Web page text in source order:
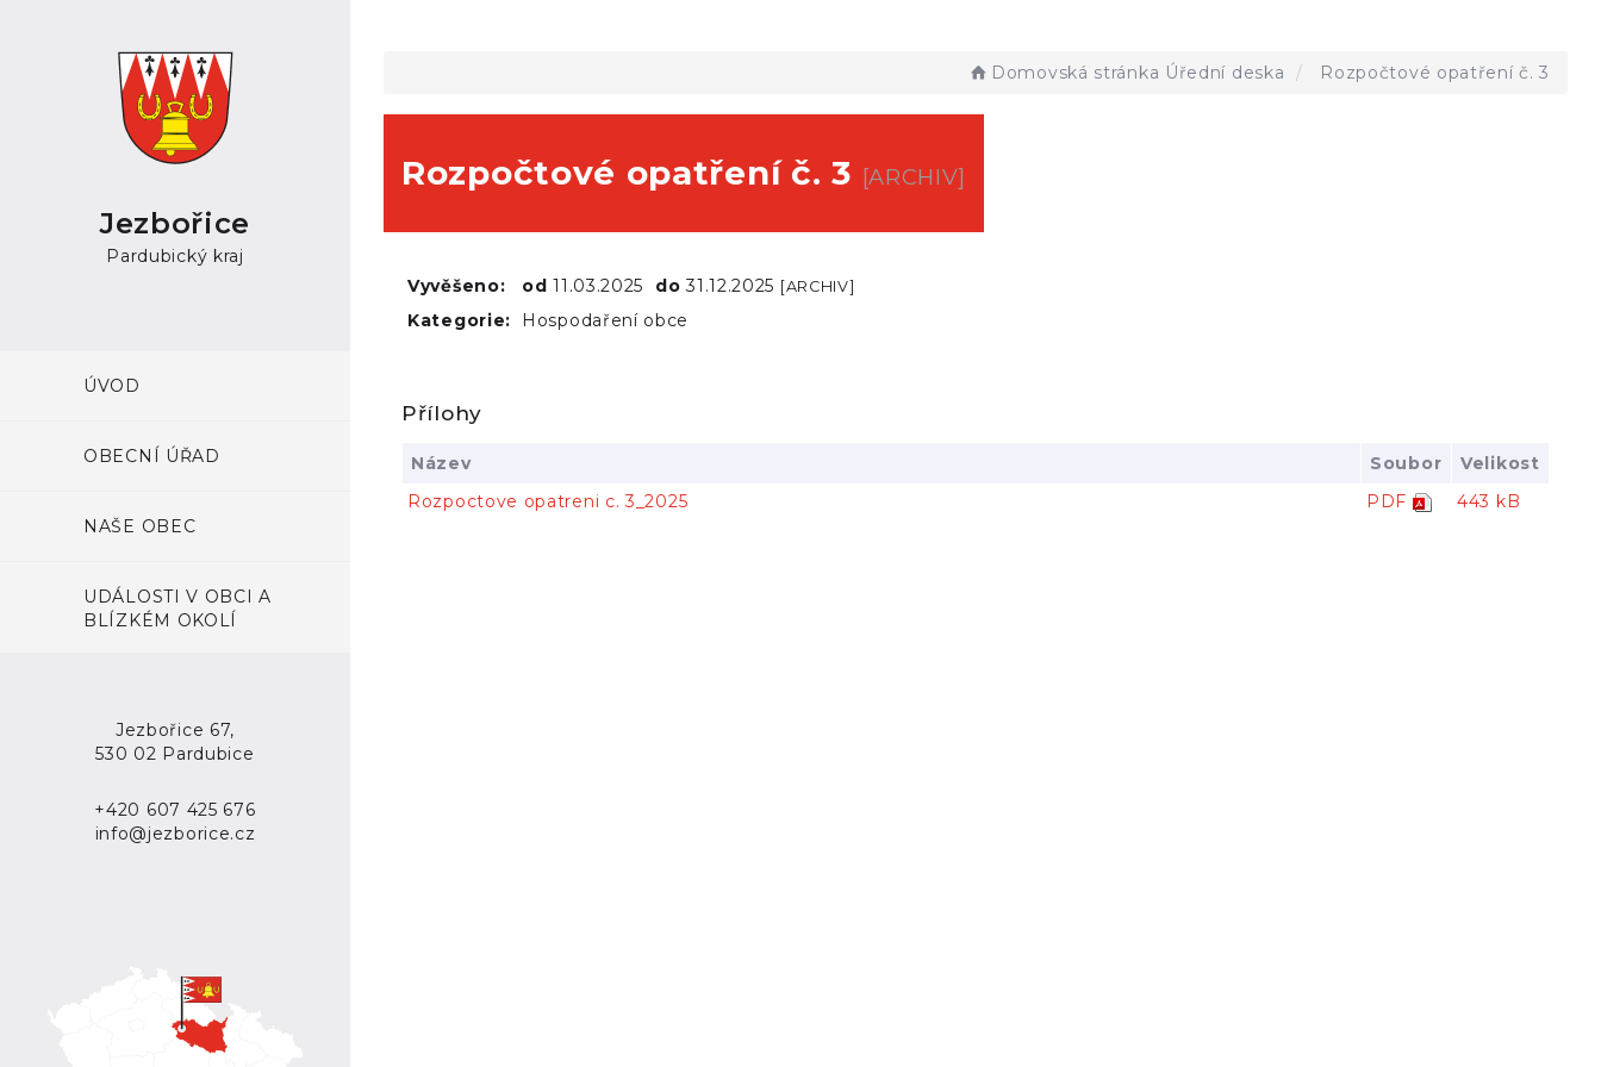
Jezbořice
Pardubický kraj
ÚVOD
OBECNÍ ÚŘAD
NAŠE OBEC
UDÁLOSTI V OBCI A
BLÍZKÉM OKOLÍ
Jezbořice 67,
530 02 Pardubice
+420 607 425 676
info@jezborice.cz
Domovská stránka Úřední deska Rozpočtové opatření č. 3
Rozpočtové opatření č. 3 [ARCHIV]
Vyvěšeno: od11.03.2025 do31.12.2025 [ARCHIV]
Kategorie: Hospodaření obce
Přílohy
Název Soubor
Velikost
Rozpoctove opatreni c. 3_2025
PDF 443 kB